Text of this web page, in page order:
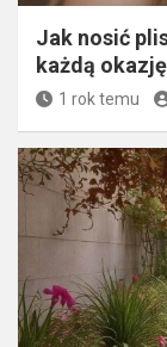
Jak nosić
każdą okazję
1 rok temu